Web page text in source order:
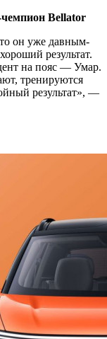
Bellator
он уже давным-
результат.
на пояс — Умар.
тренируются
результат», —